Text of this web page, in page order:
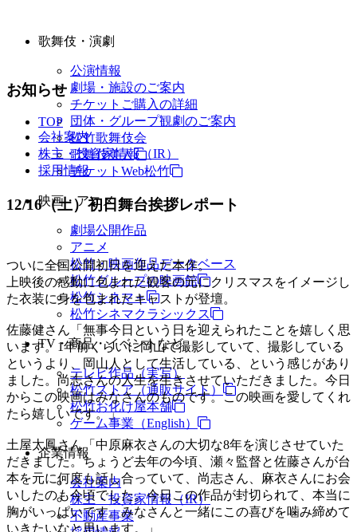
歌舞伎・演劇
公演情報
劇場・施設のご案内
チケットご購入の詳細
団体・グループ観劇のご案内
松竹歌舞伎会
歌舞伎美人
チケットWeb松竹
映画・アニメ
劇場公開作品
アニメ
松竹・映画作品データベース
松竹グループの映画館
松竹シネマ＋
松竹シネマクラシックス
TV・商品・イベントなど
テレビ作品（実写）
松竹ストア（通販サイト）
松竹お化け屋本舗
ゲーム事業（English）
企業情報
会社案内
株主・投資家情報（IR）
不動産事業
お知らせ
TOP
会社案内
株主・投資家情報（IR）
採用情報
12/16（土）初日舞台挨拶レポート
ついに全国公開初日を迎えた本作。
上映後の感動に包まれた観客の元にクリスマスをイメージし
た衣装に身を包まれたキャストが登壇。
佐藤健さん「無事今日という日を迎えられたことを嬉しく思
います。1年前くらいに岡山で撮影していて、撮影している
というより、岡山人として生活している、という感じがあり
ました。尚志さんの人生を生きさせていただきました。今日
からこの映画はみなさんのものです。この映画を愛してくれ
たら嬉しいです。」
土屋太鳳さん「中原麻衣さんの大切な8年を演じさせていた
だきました。ちょうど去年の今頃、瀬々監督と佐藤さんが台
本を元に何度も話し合っていて、尚志さん、麻衣さんにお会
いしたのも今頃でした。今日この作品が封切られて、本当に
胸がいっぱいです。みなさんと一緒にこの喜びを噛み締めて
いきたいなと思います。」